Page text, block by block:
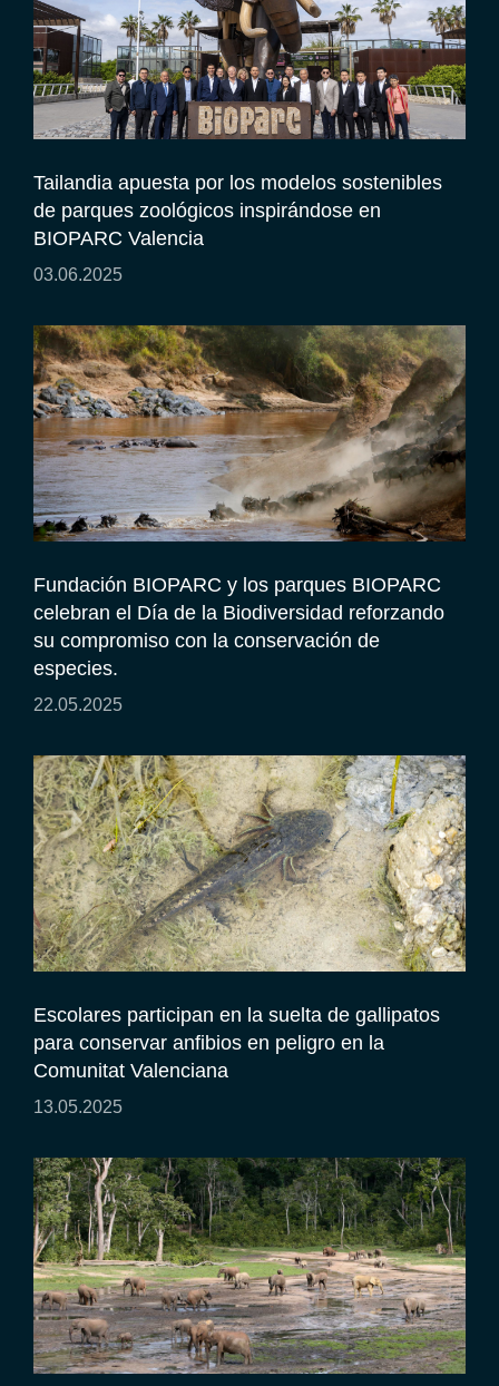
Tailandia apuesta por los modelos sostenibles
de parques zoológicos inspirándose en
BIOPARC Valencia
03.06.2025
Fundación BIOPARC y los parques BIOPARC
celebran el Día de la Biodiversidad reforzando
su compromiso con la conservación de
especies.
22.05.2025
Escolares participan en la suelta de gallipatos
para conservar anfibios en peligro en la
Comunitat Valenciana
13.05.2025